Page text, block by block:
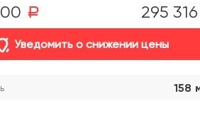
a 295 316
Уведомить о снижении цены
158